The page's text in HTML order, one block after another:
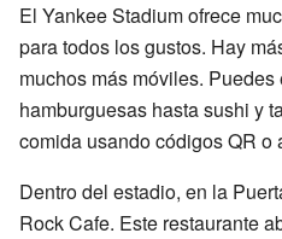
El Yankee Stadium ofrece
para todos los gustos. Hay
muchos más móviles.
hamburguesas hasta sushi y
comida usando códigos QR o
Dentro del estadio, en la
Rock Cafe. Este restaurante